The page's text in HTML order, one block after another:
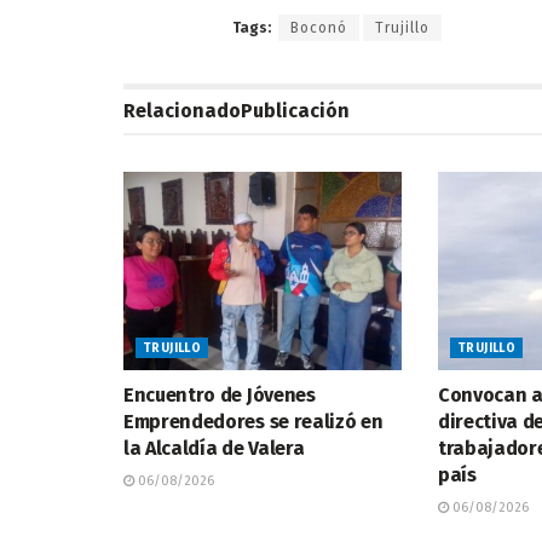
Tags: Boconó Trujillo
RelacionadoPublicación
TRUJILLO
Encuentro de Jóvenes
Emprendedores se realizó en
la Alcaldía de Valera
06/08/2026
TRUJILLO
Convocan
directiva
país
06/08/2026